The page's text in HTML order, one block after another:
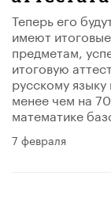
Теперь его
имеют
предметам,
итоговую
русскому
менее чем на
математике
7 февраля